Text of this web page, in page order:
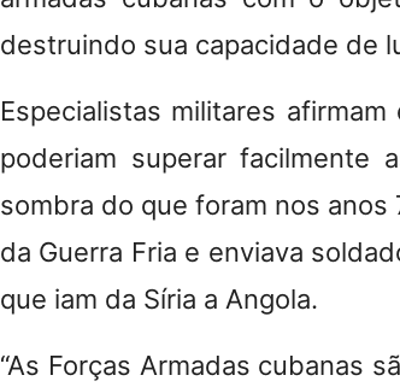
destruindo sua capacidade de
Especialistas militares
poderiam superar facilmente
sombra do que foram nos
da Guerra Fria e enviava
que iam da Síria a Angola.
“As Forças Armadas cubanas